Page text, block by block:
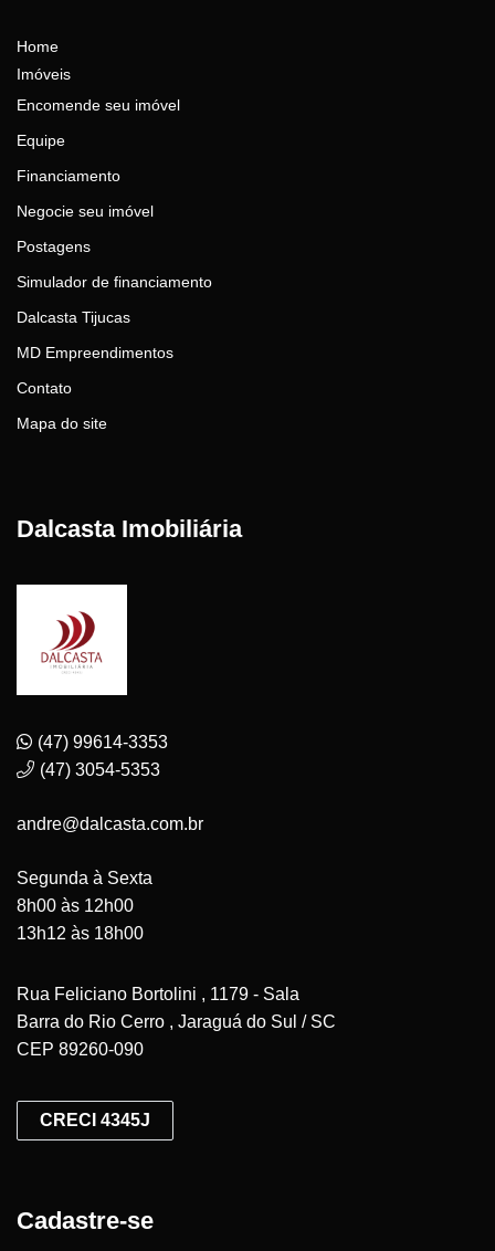
Home
Imóveis
Encomende seu imóvel
Equipe
Financiamento
Negocie seu imóvel
Postagens
Simulador de financiamento
Dalcasta Tijucas
MD Empreendimentos
Contato
Mapa do site
Dalcasta Imobiliária
(47) 99614-3353
(47) 3054-5353
andre@dalcasta.com.br
Segunda à Sexta
8h00 às 12h00
13h12 às 18h00
Rua Feliciano Bortolini , 1179 - Sala
Barra do Rio Cerro , Jaraguá do Sul / SC
CEP 89260-090
CRECI 4345J
Cadastre-se